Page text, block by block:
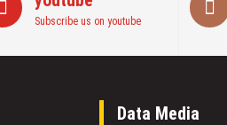
Subscribe us on youtube
Data Media